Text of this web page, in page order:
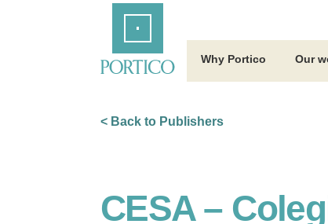
Why Portico Our
< Back to Publishers
CESA –